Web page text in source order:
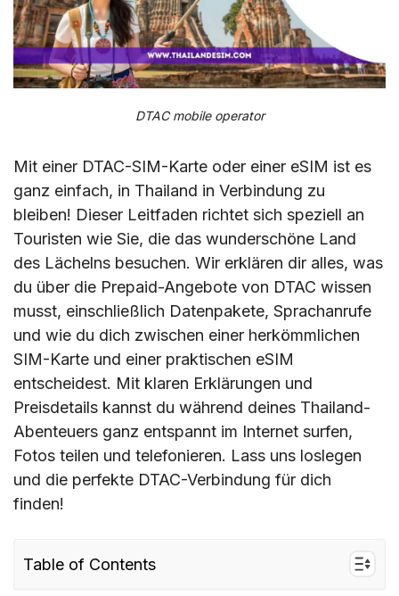
DTAC mobile operator
Mit einer DTAC-SIM-Karte oder einer eSIM ist es
ganz einfach, in Thailand in Verbindung zu
bleiben! Dieser Leitfaden richtet sich speziell an
Touristen wie Sie, die das wunderschöne Land
des Lächelns besuchen. Wir erklären dir alles, was
du über die Prepaid-Angebote von DTAC wissen
musst, einschließlich Datenpakete, Sprachanrufe
und wie du dich zwischen einer herkömmlichen
SIM-Karte und einer praktischen eSIM
entscheidest. Mit klaren Erklärungen und
Preisdetails kannst du während deines Thailand-
Abenteuers ganz entspannt im Internet surfen,
Fotos teilen und telefonieren. Lass uns loslegen
und die perfekte DTAC-Verbindung für dich
finden!
Table of Contents